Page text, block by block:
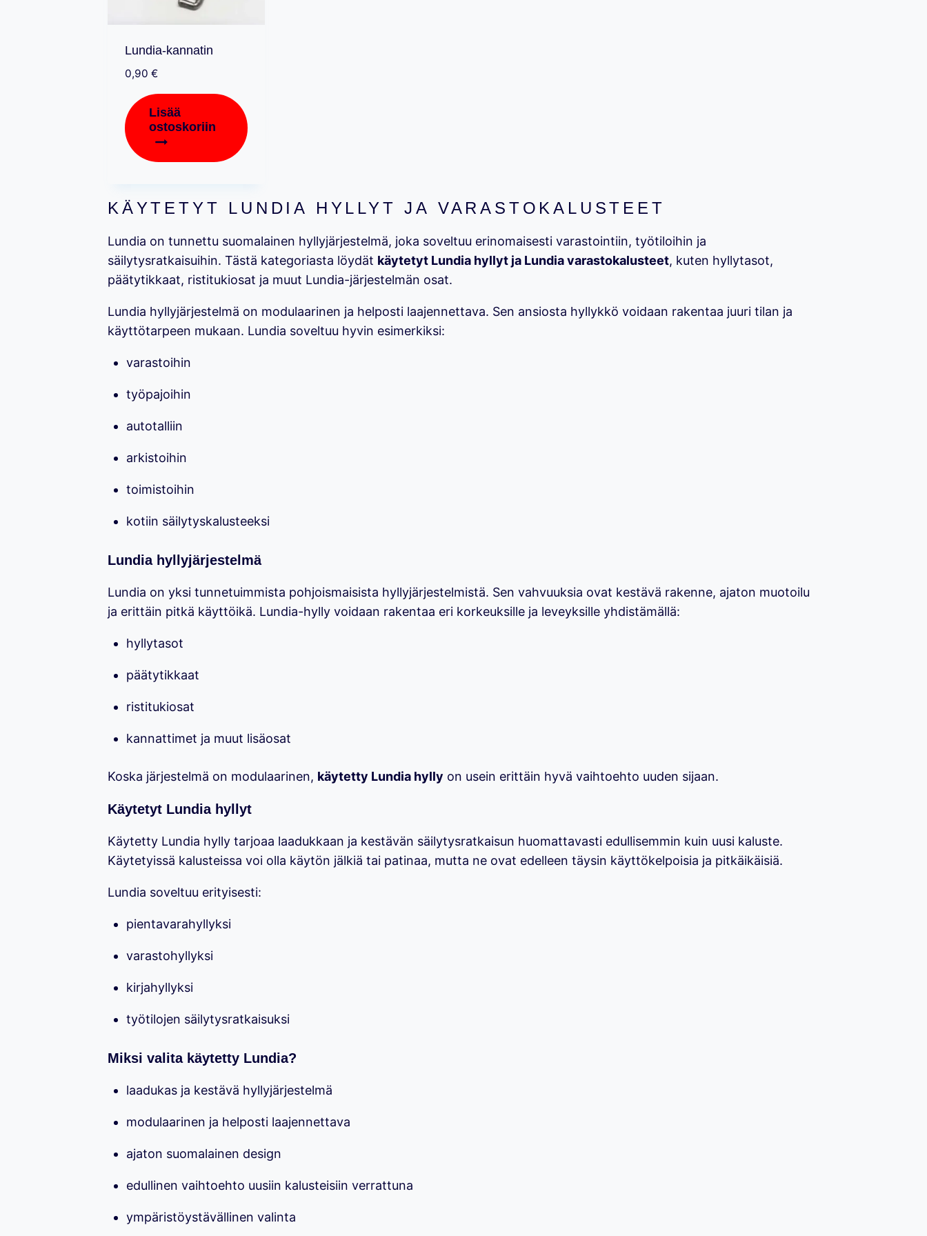
Lundia-kannatin
0,90 €
Lisää
ostoskoriin
KÄYTETYT LUNDIA HYLLYT JA VARASTOKALUSTEET
Lundia on tunnettu suomalainen hyllyjärjestelmä, joka soveltuu erinomaisesti varastointiin, työtiloihin ja
säilytysratkaisuihin. Tästä kategoriasta löydät käytetyt Lundia hyllyt ja Lundia varastokalusteet, kuten hyllytasot,
päätytikkaat, ristitukiosat ja muut Lundia-järjestelmän osat.
Lundia hyllyjärjestelmä on modulaarinen ja helposti laajennettava. Sen ansiosta hyllykkö voidaan rakentaa juuri tilan ja
käyttötarpeen mukaan. Lundia soveltuu hyvin esimerkiksi:
varastoihin
työpajoihin
autotalliin
arkistoihin
toimistoihin
kotiin säilytyskalusteeksi
Lundia hyllyjärjestelmä
Lundia on yksi tunnetuimmista pohjoismaisista hyllyjärjestelmistä. Sen vahvuuksia ovat kestävä rakenne, ajaton muotoilu
ja erittäin pitkä käyttöikä. Lundia-hylly voidaan rakentaa eri korkeuksille ja leveyksille yhdistämällä:
hyllytasot
päätytikkaat
ristitukiosat
kannattimet ja muut lisäosat
Koska järjestelmä on modulaarinen, käytetty Lundia hylly on usein erittäin hyvä vaihtoehto uuden sijaan.
Käytetyt Lundia hyllyt
Käytetty Lundia hylly tarjoaa laadukkaan ja kestävän säilytysratkaisun huomattavasti edullisemmin kuin uusi kaluste.
Käytetyissä kalusteissa voi olla käytön jälkiä tai patinaa, mutta ne ovat edelleen täysin käyttökelpoisia ja pitkäikäisiä.
Lundia soveltuu erityisesti:
pientavarahyllyksi
varastohyllyksi
kirjahyllyksi
työtilojen säilytysratkaisuksi
Miksi valita käytetty Lundia?
laadukas ja kestävä hyllyjärjestelmä
modulaarinen ja helposti laajennettava
ajaton suomalainen design
edullinen vaihtoehto uusiin kalusteisiin verrattuna
ympäristöystävällinen valinta